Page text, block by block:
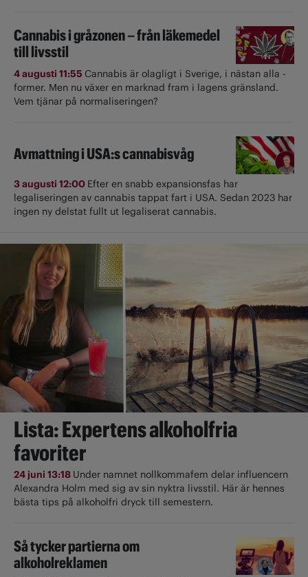
Cannabis i gråzonen – från läkemedel
till livsstil
4 augusti 11:55 Cannabis är olagligt i ­Sverige, i nästan alla ­
former. Men nu växer en marknad fram i lagens gränsland.
Vem tjänar på normaliseringen?
Avmattning i USA:s cannabisvåg
3 augusti 12:00 Efter en snabb expansionsfas har
legaliseringen av cannabis tappat fart i USA. Sedan 2023 har
ingen ny delstat fullt ut ­legaliserat cannabis.
Lista: Expertens alkoholfria
favoriter
24 juni 13:18 Under namnet nollkommafem delar influencern
Alexandra Holm med sig av sin nyktra livsstil. Här är hennes
bästa tips på alkoholfri dryck till semestern.
Så tycker partierna om
alkoholreklamen